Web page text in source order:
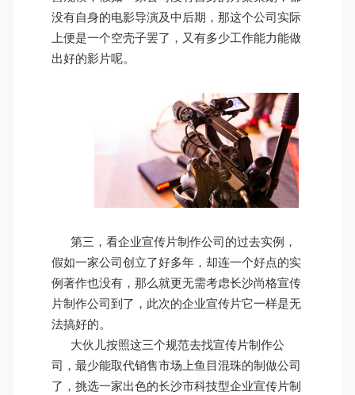
没有自身的电影导演及中后期，那这个公司实际
上便是一个空壳子罢了，又有多少工作能力能做
出好的影片呢。
第三，看企业宣传片制作公司的过去实例，
假如一家公司创立了好多年，却连一个好点的实
例著作也没有，那么就更无需考虑长沙尚格宣传
片制作公司到了，此次的企业宣传片它一样是无
法搞好的。
大伙儿按照这三个规范去找宣传片制作公
司，最少能取代销售市场上鱼目混珠的制做公司
了，挑选一家出色的长沙市科技型企业宣传片制